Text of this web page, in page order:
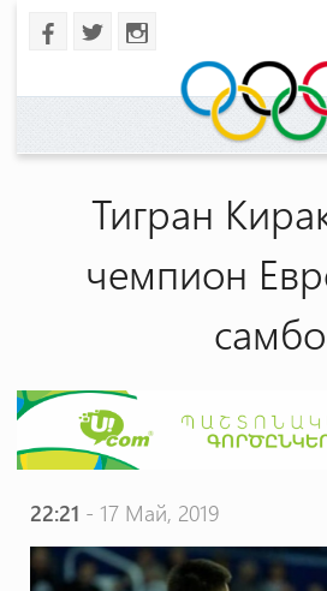
b a x
Тигран
чемпион
самбо
22:21 - 17 Май, 2019